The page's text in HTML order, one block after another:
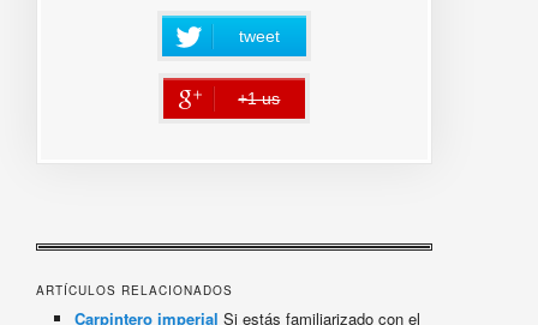
tweet
+1 us
error
ARTÍCULOS RELACIONADOS
Carpintero imperial Si estás familiarizado con el